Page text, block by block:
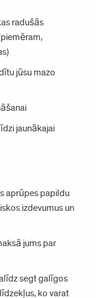
radušās
jūsu mazo
jaunākajai
aprūpes papildu
izdevumus un
jums par
segt galīgos
ko varat